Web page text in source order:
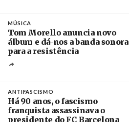
MÚSICA
Tom Morello anuncia novo
álbum e dá-nos a banda sonora
para a resistência
ANTIFASCISMO
Há 90 anos, o fascismo
franquista assassinava o
presidente do FC Barcelona